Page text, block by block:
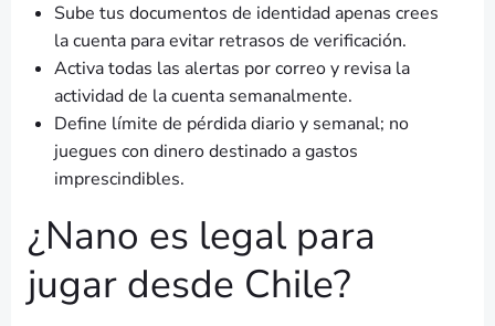
Sube tus documentos de identidad apenas crees
la cuenta para evitar retrasos de verificación.
Activa todas las alertas por correo y revisa la
actividad de la cuenta semanalmente.
Define límite de pérdida diario y semanal; no
juegues con dinero destinado a gastos
imprescindibles.
¿Nano es legal para
jugar desde Chile?